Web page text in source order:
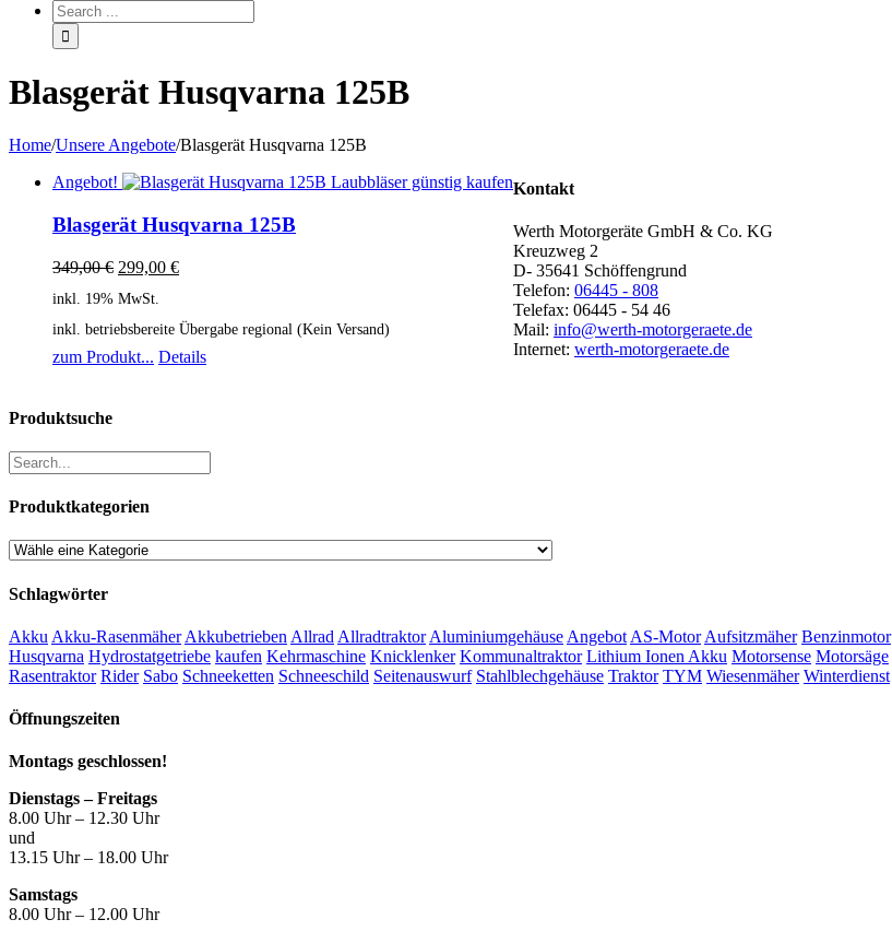
Blasgerät Husqvarna 125B
Home/Unsere Angebote/Blasgerät Husqvarna 125B
Angebot!
Blasgerät Husqvarna 125B
349,00€ 299,00 €
inkl. 19% MwSt.
inkl. betriebsbereite Übergabe regional (Kein Versand)
zum Produkt... Details
Produktsuche
Produktkategorien
Schlagwörter
Akku Akku-Rasenmäher Akkubetrieben Allrad Allradtraktor Aluminiumgehäuse Angebot AS-Motor Aufsitzmäher Benzinmotor
Husqvarna Hydrostatgetriebe kaufen Kehrmaschine Knicklenker Kommunaltraktor Lithium Ionen Akku Motorsense Motorsäge
Rasentraktor Rider Sabo Schneeketten Schneeschild Seitenauswurf Stahlblechgehäuse Traktor TYM Wiesenmäher Winterdienst
Kontakt
Werth Motorgeräte GmbH & Co. KG
Kreuzweg 2
D- 35641 Schöffengrund
Telefon: 06445 - 808
Telefax: 06445 - 54 46
Mail: info@werth-motorgeraete.de
Internet: werth-motorgeraete.de
Öffnungszeiten
Montags geschlossen!
Dienstags – Freitags
8.00 Uhr – 12.30 Uhr
und
13.15 Uhr – 18.00 Uhr
Samstags
8.00 Uhr – 12.00 Uhr